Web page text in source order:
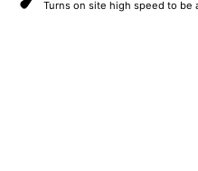
Turns on site high speed to be